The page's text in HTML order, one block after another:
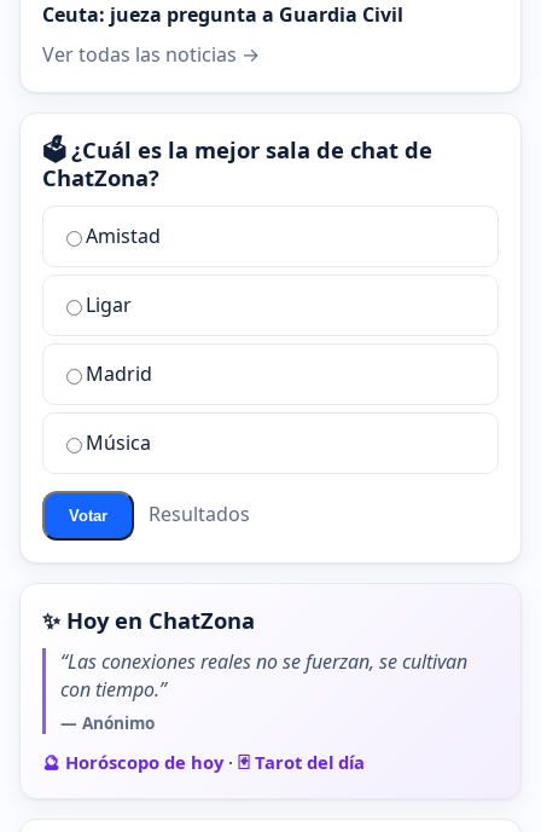
Ceuta: jueza pregunta a Guardia Civil
Ver todas las noticias →
🗳️ ¿Cuál es la mejor sala de chat de
ChatZona?
¿Cuál
la
mejor
sala
chat
ChatZona?
Amistad
Ligar
Madrid
Música
Votar Resultados
✨ Hoy en ChatZona
“Las conexiones reales no se fuerzan, se cultivan
con tiempo.”
— Anónimo
🔮 Horóscopo de hoy· 🃏 Tarot del día